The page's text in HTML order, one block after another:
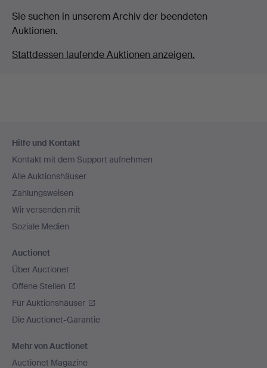
Sie suchen in unserem Archiv der beendeten
Auktionen.
Stattdessen laufende Auktionen anzeigen.
Navigation
Hilfe und Kontakt
Kontakt mit dem Support aufnehmen
Alle Auktionshäuser
Zahlungsweisen
Wir versenden mit
Soziale Medien
Auctionet
Über Auctionet
Offene Stellen
Für Auktionshäuser
Die Auctionet-Garantie
Mehr von Auctionet
Auctionet Magazine